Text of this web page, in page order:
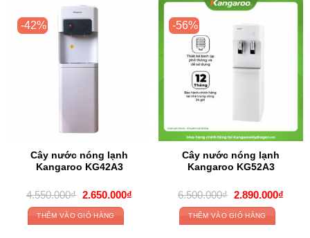
-42%
Cây nước nóng lạnh
Kangaroo KG42A3
4.550.000₫ Original
price
was:
4.550.000₫.
2.650.000₫Current
2.650.000₫.
THÊM VÀO GIỎ HÀNG
-56%
Cây nước nóng lạnh
Kangaroo KG52A3
6.500.000₫ Original
price
was:
6.500.000₫.
2.890.000₫
THÊM VÀO GIỎ HÀNG